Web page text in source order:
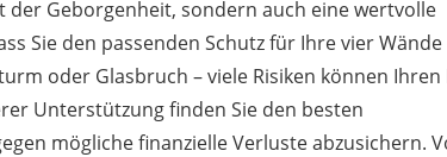
der Geborgenheit, sondern auch eine wertvolle
Sie den passenden Schutz für Ihre vier Wände
oder Glasbruch – viele Risiken können Ihren
Unterstützung finden Sie den besten
mögliche finanzielle Verluste abzusichern.